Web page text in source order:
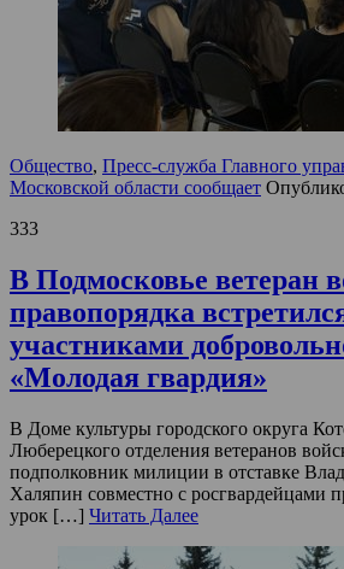
Общество, Пресс-служба Главного
Московской области сообщает
333
В Подмосковье ветеран
правопорядка
участниками
«Молодая гвардия»
В Доме культуры городского округа
Люберецкого отделения ветеранов
подполковник милиции в отставке
Халяпин совместно с росгвардейцами
урок […] Читать Далее